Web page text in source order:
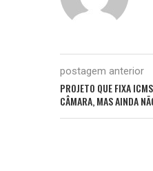
postagem anterior
PROJETO QUE FIXA
CÂMARA, MAS AINDA